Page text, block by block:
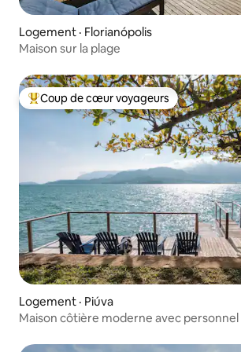
Logement · Florianópolis
Maison sur la plage
Coup de cœur voyageurs parmi les plus
Coup de cœur voyageurs
Logement · Piúva
Maison côtière moderne avec personnel